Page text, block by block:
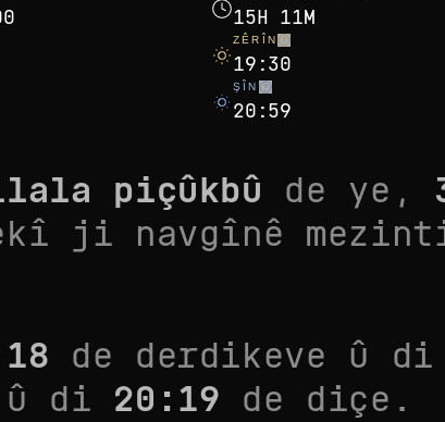
15H 11M
ZÊRÎN
19:30
ŞÎN
20:59
piçûkbû de ye,
ji navgînê
de derdikeve û di
û di 20:19 de diçe.